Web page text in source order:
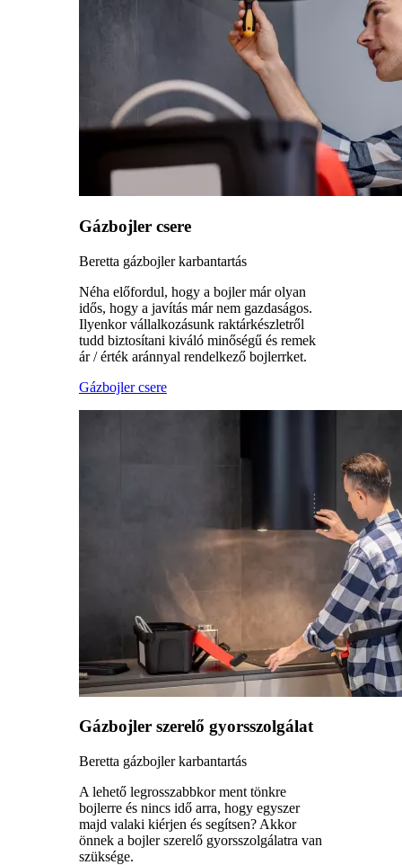
Gázbojler csere
Beretta gázbojler karbantartás
Néha előfordul, hogy a bojler már olyan
idős, hogy a javítás már nem gazdaságos.
Ilyenkor vállalkozásunk raktárkészletről
tudd biztosítani kiváló minőségű és remek
ár / érték aránnyal rendelkező bojlerrket.
Gázbojler csere
Gázbojler szerelő gyorsszolgálat
Beretta gázbojler karbantartás
A lehető legrosszabbkor ment tönkre
bojlerre és nincs idő arra, hogy egyszer
majd valaki kiérjen és segítsen? Akkor
önnek a bojler szerelő gyorsszolgálatra van
szüksége.